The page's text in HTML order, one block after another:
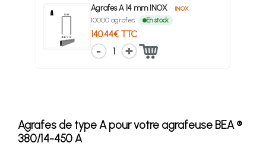
Agrafes A 14 mm INOX INOX
10000 agrafes En stock
140.44€ TTC
1
Agrafes de type A pour votre agrafeuse BEA ®
380/14-450 A